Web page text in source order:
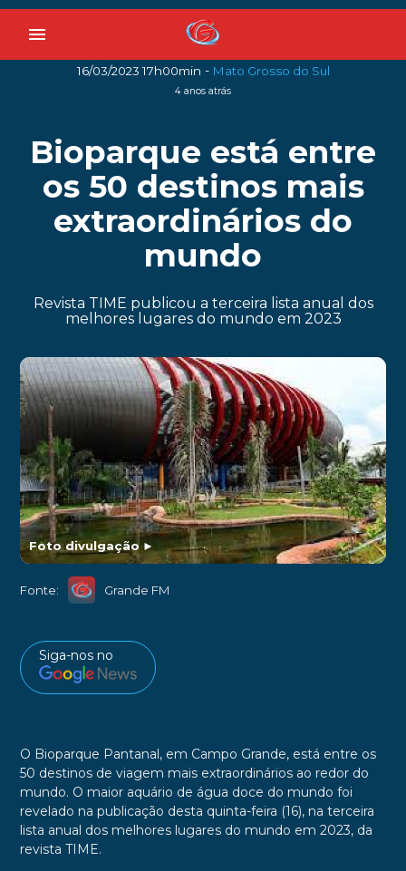
menu
16/03/2023 17h00min - Mato Grosso do Sul
4 anos atrás
Bioparque está entre
os 50 destinos mais
extraordinários do
mundo
Revista TIME publicou a terceira lista anual dos
melhores lugares do mundo em 2023
Foto divulgação►
Fonte: Grande FM
Siga-nos no
O Bioparque Pantanal, em Campo Grande, está entre os
50 destinos de viagem mais extraordinários ao redor do
mundo. O maior aquário de água doce do mundo foi
revelado na publicação desta quinta-feira (16), na terceira
lista anual dos melhores lugares do mundo em 2023, da
revista TIME.